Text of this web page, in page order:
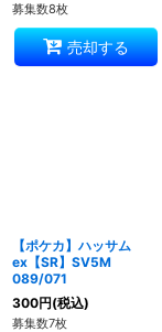
募集数8枚
売却する
【ポケカ】ハッサム
ex【SR】SV5M
089/071
300円(税込)
募集数7枚